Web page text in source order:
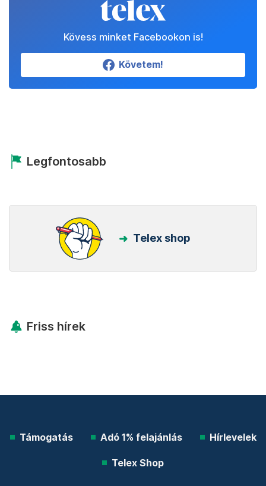
megbízható forrásnak!
Követem!